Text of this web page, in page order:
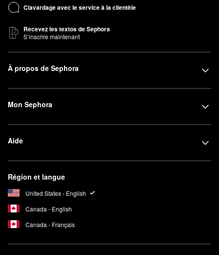
Clavardage avec le service à la clientèle
Recevez les textos de Sephora
S’inscrire maintenant
À propos de Sephora
Mon Sephora
Aide
Région et langue
United States - English
Canada - English
Canada - Français